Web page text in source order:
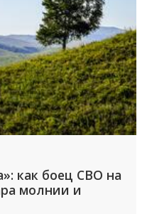
как боец СВО на
молнии и